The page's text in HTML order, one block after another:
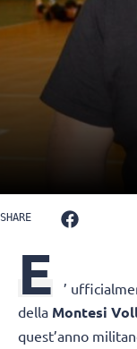
SHARE
E
’
della Montesi
quest’anno